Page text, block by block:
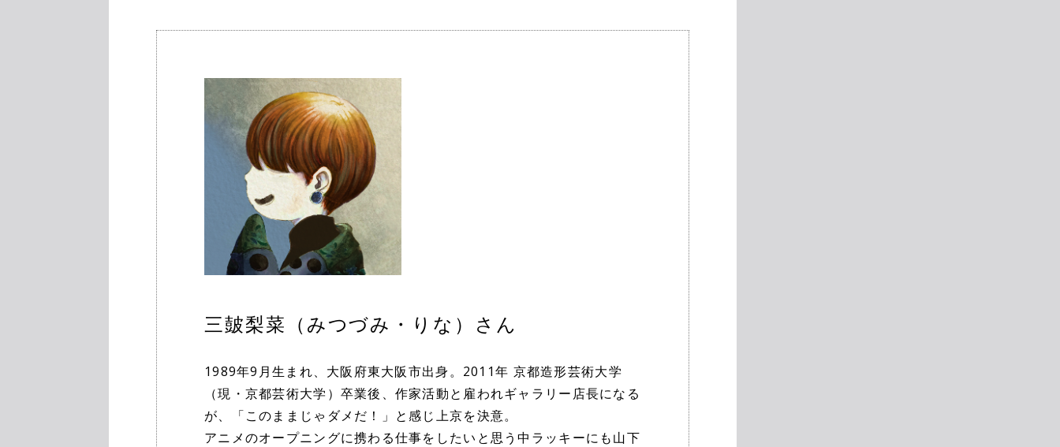
三皷梨菜（みつづみ・りな）さん
1989年9月生まれ、大阪府東大阪市出身。2011年 京都造形芸術大学
（現・京都芸術大学）卒業後、作家活動と雇われギャラリー店長になる
が、「このままじゃダメだ！」と感じ上京を決意。
アニメのオープニングに携わる仕事をしたいと思う中ラッキーにも山下